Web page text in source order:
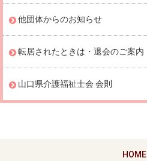
他団体からのお知らせ
転居されたときは・退会のご案内
山口県介護福祉士会 会則
HOME